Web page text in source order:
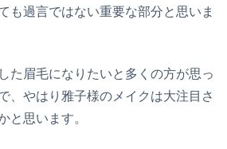
も過言ではない重要な部分と思いま
た眉毛になりたいと多くの方が思っ
、やはり雅子様のメイクは大注目さ
と思います。